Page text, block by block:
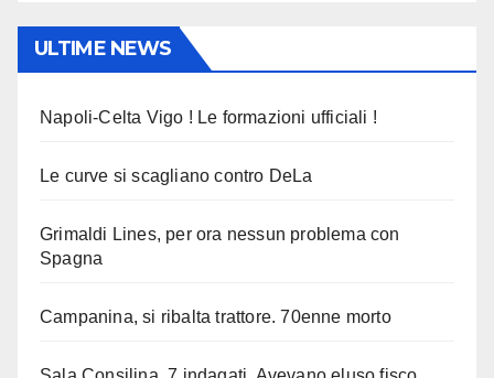
ULTIME NEWS
Napoli-Celta Vigo ! Le formazioni ufficiali !
Le curve si scagliano contro DeLa
Grimaldi Lines, per ora nessun problema con
Spagna
Campanina, si ribalta trattore. 70enne morto